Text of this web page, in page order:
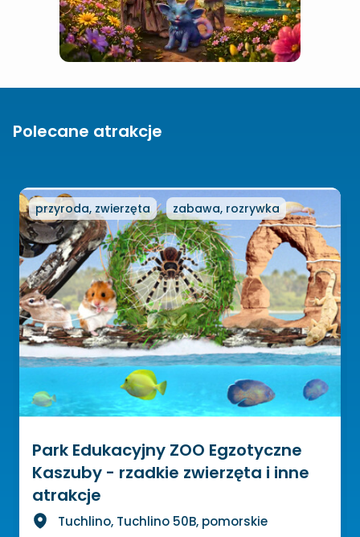
Polecane atrakcje
przyroda, zwierzęta zabawa, rozrywka
Park Edukacyjny ZOO Egzotyczne
Kaszuby - rzadkie zwierzęta i inne
atrakcje
Tuchlino, Tuchlino 50B, pomorskie